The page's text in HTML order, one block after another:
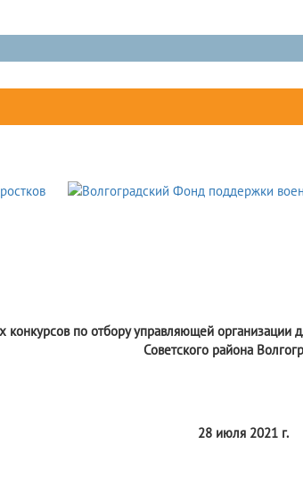
конкурсов по отбору управляющей
Советского района
28 июля 2021 г.